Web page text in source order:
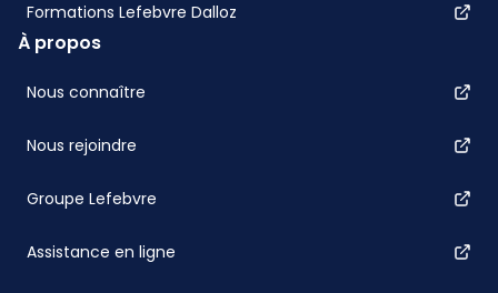
Formations Lefebvre Dalloz
À propos
Nous connaître
Nous rejoindre
Groupe Lefebvre
Assistance en ligne